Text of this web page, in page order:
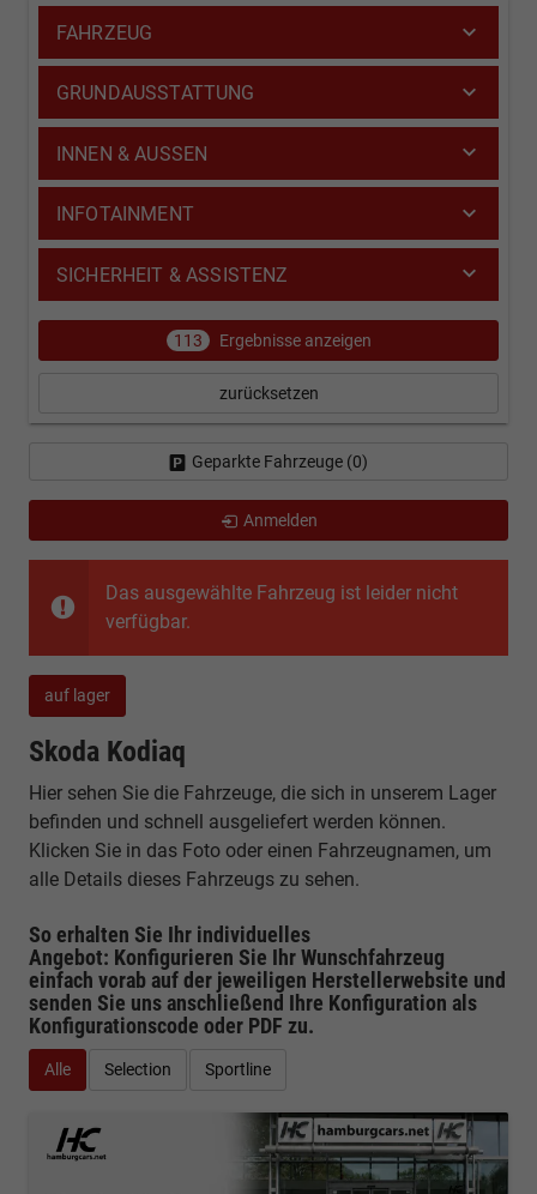
Das ausgewählte Fahrzeug ist leider nicht
verfügbar.
auf lager
Skoda Kodiaq
Hier sehen Sie die Fahrzeuge, die sich in unserem Lager
befinden und schnell ausgeliefert werden können.
Klicken Sie in das Foto oder einen Fahrzeugnamen, um
alle Details dieses Fahrzeugs zu sehen.
So erhalten Sie Ihr individuelles
Angebot: Konfigurieren Sie Ihr Wunschfahrzeug
einfach vorab auf der jeweiligen Herstellerwebsite und
senden Sie uns anschließend Ihre Konfiguration als
Konfigurationscode oder PDF zu.
Alle Selection Sportline
FAHRZEUG
GRUNDAUSSTATTUNG
INNEN & AUSSEN
INFOTAINMENT
SICHERHEIT & ASSISTENZ
113 Ergebnisse anzeigen
zurücksetzen
Geparkte Fahrzeuge (0)
Anmelden